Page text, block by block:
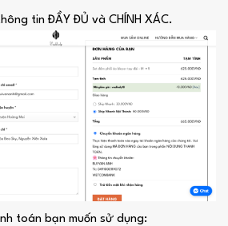
tin ĐẦY ĐỦ và CHÍNH XÁC.
toán bạn muốn sử dụng: